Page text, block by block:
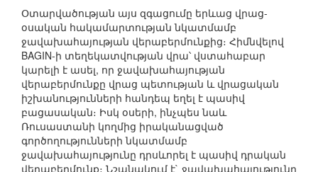
Օտարվածության այս զգացումը երևաց վրաց-
օսական հակամարտության նկատմամբ
ջավախահայության վերաբերմունքից։ Հիմնվելով
BAGIN-ի տեղեկատվության վրա՝ վստահաբար
կարելի է ասել, որ ջավախահայության
վերաբերմունքը վրաց պետության և վրացական
իշխանությունների հանդեպ եղել է պասիվ
բացասական։ Իսկ օսերի, ինչպես նաև
Ռուսաստանի կողմից իրականացված
գործողությունների նկատմամբ
ջավախահայությունը դրսևորել է պասիվ դրական
վերաբերմունք։ Նշանակում է` ջավախահայությունը